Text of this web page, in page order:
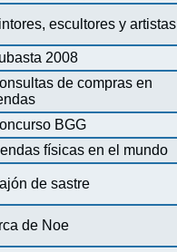
escultores y artistas
2008
de compras en
BGG
físicas en el mundo
de sastre
de Noe